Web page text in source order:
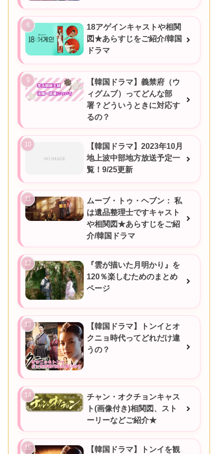
18アゲインキャストや相関
図★あらすじをご紹介/韓国
ドラマ
【韓国ドラマ】義禁府（ウ
ィグムブ）ってどんな部
署？どういうときに対応す
るの？
【韓国ドラマ】2023年10月
地上波中部地方放送予定一
覧！9/25更新
ムーブ・トゥ・ヘブン： 私
は遺品整理士ですキャスト
や相関図★あらすじをご紹
介/韓国ドラマ
『雲が描いた月明かり』を
120％楽しむためのまとめ
ページ
【韓国ドラマ】トンイとオ
クニョ時代ってどれだけ違
うの？
チャン・オクチョンキャス
ト(画像付き)相関図、スト
ーリーなどご紹介★
【韓国ドラマ】トンイを観